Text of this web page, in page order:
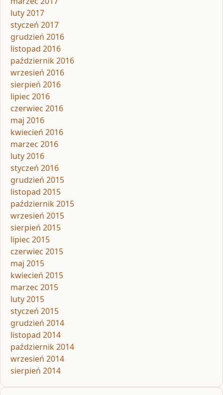
luty 2017
styczeń 2017
grudzień 2016
listopad 2016
październik 2016
wrzesień 2016
sierpień 2016
lipiec 2016
czerwiec 2016
maj 2016
kwiecień 2016
marzec 2016
luty 2016
styczeń 2016
grudzień 2015
listopad 2015
październik 2015
wrzesień 2015
sierpień 2015
lipiec 2015
czerwiec 2015
maj 2015
kwiecień 2015
marzec 2015
luty 2015
styczeń 2015
grudzień 2014
listopad 2014
październik 2014
wrzesień 2014
sierpień 2014